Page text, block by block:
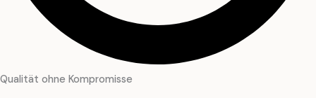
Qualität ohne Kompromisse